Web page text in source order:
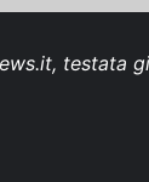
testata